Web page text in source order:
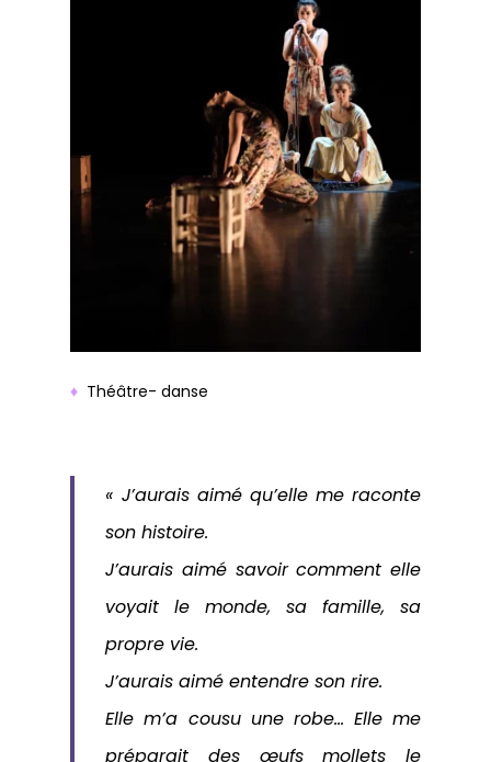
♦ Théâtre- danse
« J’aurais aimé qu’elle me raconte
son histoire.
J’aurais aimé savoir comment elle
voyait le monde, sa famille, sa
propre vie.
J’aurais aimé entendre son rire.
Elle m’a cousu une robe… Elle me
préparait des œufs mollets le